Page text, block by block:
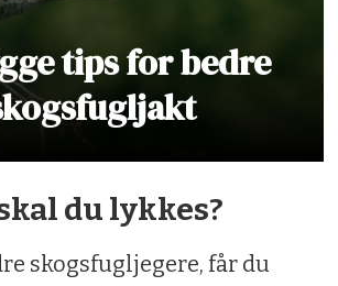
tips for bedre
du lykkes?
skogsfugljegere, får du